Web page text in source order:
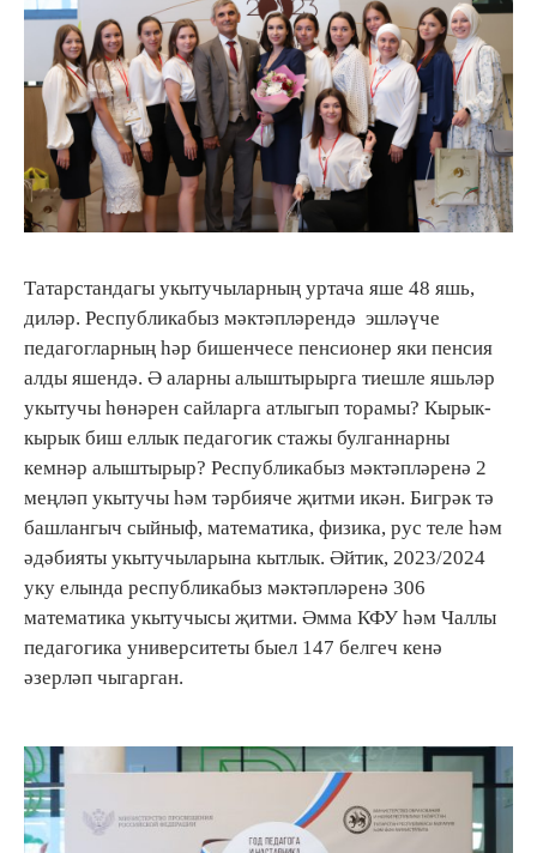
Татарстандагы укытучыларның уртача яше 48 яшь,
диләр. Республикабыз мәктәпләрендә эшләүче
педагогларның һәр бишенчесе пенсионер яки пенсия
алды яшендә. Ә аларны алыштырырга тиешле яшьләр
укытучы һөнәрен сайларга атлыгып торамы? Кырык-
кырык биш еллык педагогик стажы булганнарны
кемнәр алыштырыр? Республикабыз мәктәпләренә 2
меңләп укытучы һәм тәрбияче җитми икән. Бигрәк тә
башлангыч сыйныф, математика, физика, рус теле һәм
әдәбияты укытучыларына кытлык. Әйтик, 2023/2024
уку елында республикабыз мәктәпләренә 306
математика укытучысы җитми. Әмма КФУ һәм Чаллы
педагогика университеты быел 147 белгеч кенә
әзерләп чыгарган.